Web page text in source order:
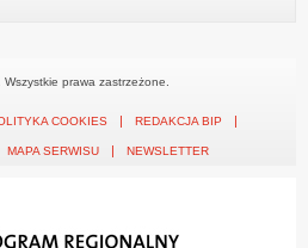
prawa zastrzeżone.
COOKIES REDAKCJA BIP
MAPA SERWISU NEWSLETTER